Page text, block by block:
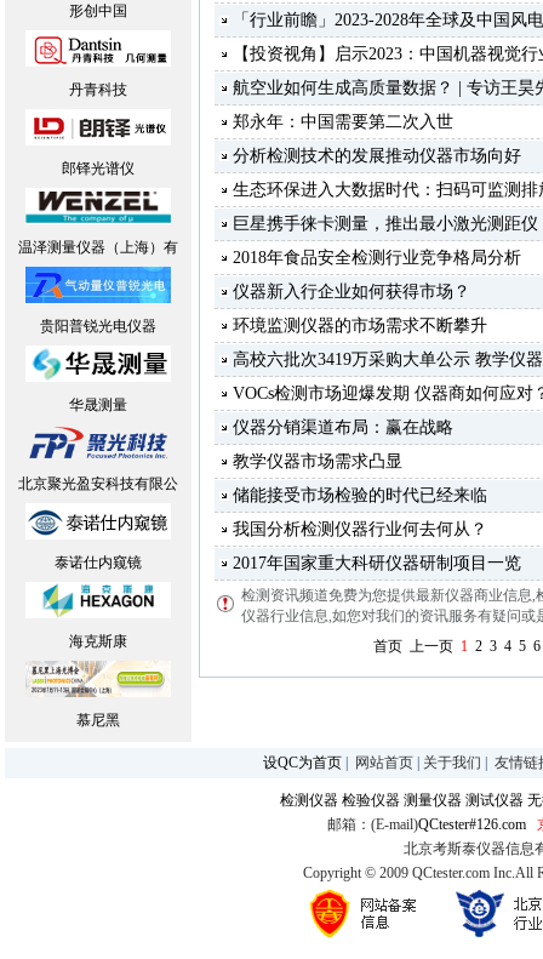
形创中国
丹青科技
郎铎光谱仪
温泽测量仪器（上海）有
贵阳普锐光电仪器
华晟测量
北京聚光盈安科技有限公
泰诺仕内窥镜
海克斯康
慕尼黑
「行业前瞻」2023-2028年全球及中国风
【投资视角】启示2023：中国机器视觉
航空业如何生成高质量数据？ | 专访王昊
郑永年：中国需要第二次入世
分析检测技术的发展推动仪器市场向好
生态环保进入大数据时代：扫码可监测排
巨星携手徕卡测量，推出最小激光测距仪
2018年食品安全检测行业竞争格局分析
仪器新入行企业如何获得市场？
环境监测仪器的市场需求不断攀升
高校六批次3419万采购大单公示 教学仪
VOCs检测市场迎爆发期 仪器商如何应对
仪器分销渠道布局：赢在战略
教学仪器市场需求凸显
储能接受市场检验的时代已经来临
我国分析检测仪器行业何去何从？
2017年国家重大科研仪器研制项目一览
检测资讯频道免费为您提供最新仪器商业信息,
仪器行业信息,如您对我们的资讯服务有疑问或
首页 上一页1 2 3 4 5 6
设QC为首页 网站首页 关于我们 友情链
检测仪器 检验仪器 测量仪器 测试仪器
邮箱：(E-mail)QCtester#126.com
北京考斯泰仪器信息
Copyright © 2009 QCtester.com Inc.All